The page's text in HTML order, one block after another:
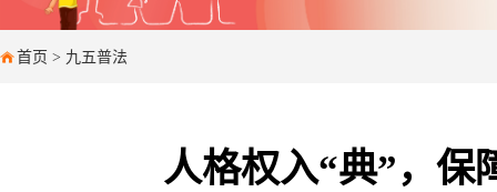
首页 > 九五普法
人格权入“典”，保